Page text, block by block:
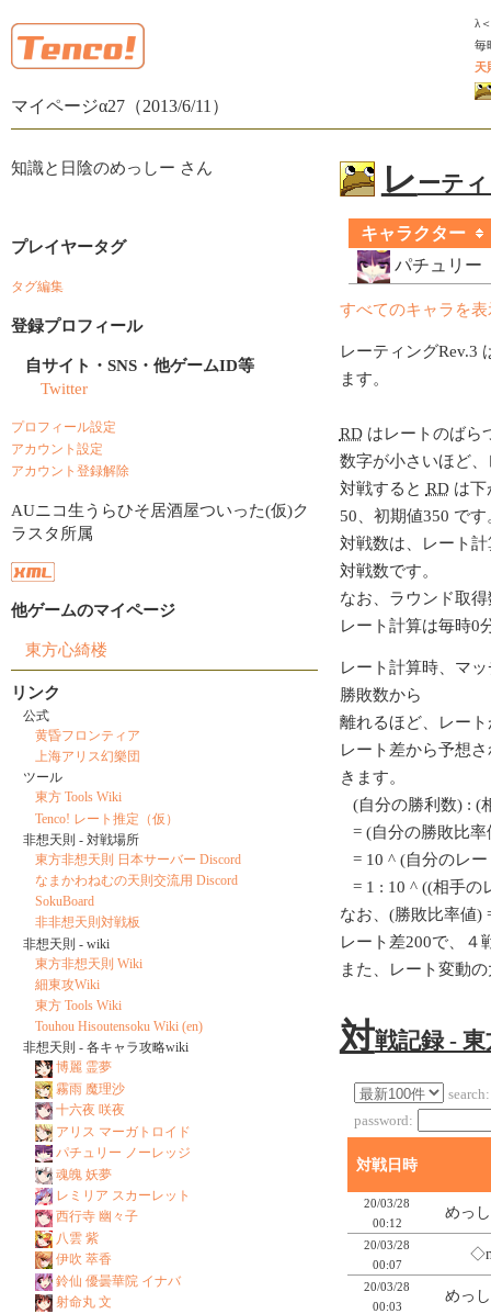
マイページα27（2013/6/11）
λ
毎
天
レ ーテ
キャラクター
パチュリー
すべてのキャラを表
レーティングRev.3
ます。
RDはレートのばら
数字が小さいほど
対戦すると RDは下
50、初期値350 です
対戦数は、レート
対戦数です。
なお、ラウンド取
レート計算は毎時0
レート計算時、マ
勝敗数から
離れるほど、レー
レート差から予想
きます。
(自分の勝利数) : (
= (自分の勝敗比率
= 10 ^ (自分のレー
= 1 : 10 ^ ((相手の
なお、(勝敗比率値)
レート差200で、４
また、レート変動
対戦記録 -
search:
password:
対戦日時
20/03/28
00:12
めっ
20/03/28
00:07
20/03/28
00:03
めっ
知識と日陰のめっしー さん
プレイヤータグ
タグ編集
登録プロフィール
自サイト・SNS・他ゲームID等
Twitter
プロフィール設定
アカウント設定
アカウント登録解除
AUニコ生うらひそ居酒屋ついった(仮)ク
ラスタ所属
他ゲームのマイページ
東方心綺楼
リンク
公式
黄昏フロンティア
上海アリス幻樂団
ツール
東方 Tools Wiki
Tenco! レート推定（仮）
非想天則 - 対戦場所
東方非想天則 日本サーバー Discord
なまかわねむの天則交流用 Discord
SokuBoard
非非想天則対戦板
非想天則 - wiki
東方非想天則 Wiki
細東攻Wiki
東方 Tools Wiki
Touhou Hisoutensoku Wiki (en)
非想天則 - 各キャラ攻略wiki
博麗 霊夢
霧雨 魔理沙
十六夜 咲夜
アリス マーガトロイド
パチュリー ノーレッジ
魂魄 妖夢
レミリア スカーレット
西行寺 幽々子
八雲 紫
伊吹 萃香
鈴仙 優曇華院 イナバ
射命丸 文